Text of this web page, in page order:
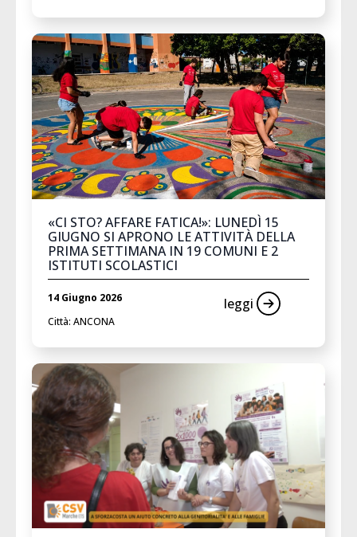
«CI STO? AFFARE FATICA!»: LUNEDÌ 15
GIUGNO SI APRONO LE ATTIVITÀ DELLA
PRIMA SETTIMANA IN 19 COMUNI E 2
ISTITUTI SCOLASTICI
14 Giugno 2026
Città: ANCONA
leggi